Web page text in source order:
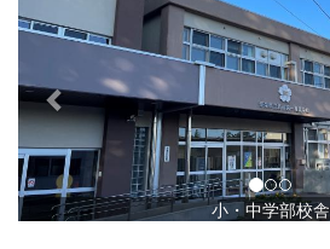
小・中学部校舎
r
v
i
o
u
s